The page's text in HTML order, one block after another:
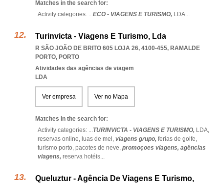
Matches in the search for:
Activity categories: ...ECO - VIAGENS E TURISMO, LDA...
Turinvicta - Viagens E Turismo, Lda
R SÃO JOÃO DE BRITO 605 LOJA 26, 4100-455, RAMALDE
PORTO, PORTO
Atividades das agências de viagem
LDA
Ver empresa Ver no Mapa
Matches in the search for:
Activity categories: ...TURINVICTA - VIAGENS E TURISMO, LDA,
reservas online, luas de mel, viagens grupo, ferias de golfe,
turismo porto, pacotes de neve, promoçoes viagens, agências
viagens, reserva hotéis...
Queluztur - Agência De Viagens E Turismo,